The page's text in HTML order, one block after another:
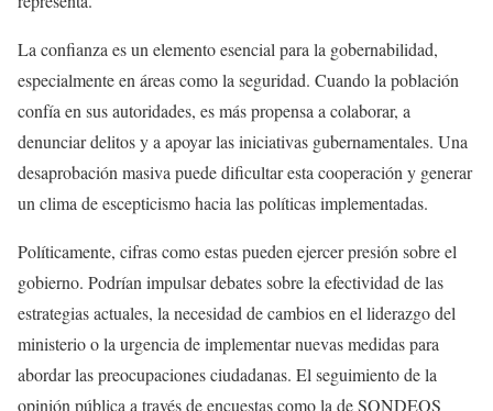
La confianza es un elemento esencial para la gobernabilidad,
especialmente en áreas como la seguridad. Cuando la población
confía en sus autoridades, es más propensa a colaborar, a
denunciar delitos y a apoyar las iniciativas gubernamentales. Una
desaprobación masiva puede dificultar esta cooperación y generar
un clima de escepticismo hacia las políticas implementadas.
Políticamente, cifras como estas pueden ejercer presión sobre el
gobierno. Podrían impulsar debates sobre la efectividad de las
estrategias actuales, la necesidad de cambios en el liderazgo del
ministerio o la urgencia de implementar nuevas medidas para
abordar las preocupaciones ciudadanas. El seguimiento de la
opinión pública a través de encuestas como la de SONDEOS